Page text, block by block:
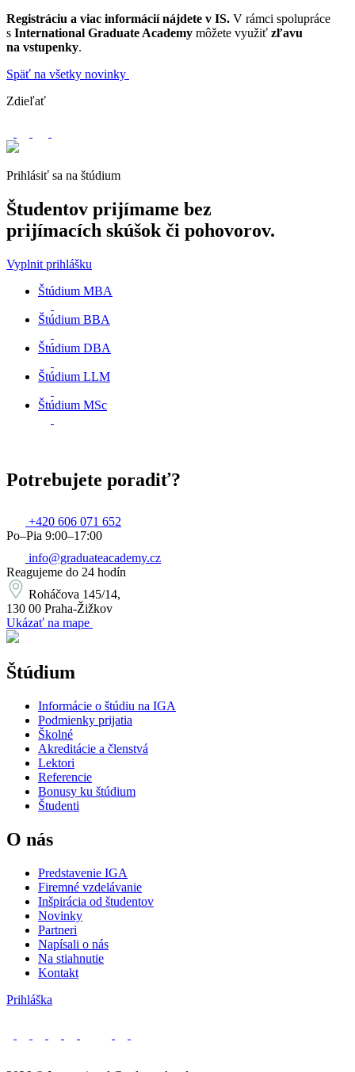
Registráciu a viac informácií nájdete v IS. V rámci spolupráce
s International Graduate Academy môžete využiť zľavu
na vstupenky.
Späť na všetky novinky
Zdieľať
Prihlásiť sa na štúdium
Študentov prijímame bez
prijímacích skúšok či pohovorov.
Vyplnit prihlášku
Štúdium MBA
Štúdium BBA
Štúdium DBA
Štúdium LLM
Štúdium MSc
Potrebujete poradiť?
+420 606 071 652
Po–Pia 9:00–17:00
info@graduateacademy.cz
Reagujeme do 24 hodín
Roháčova 145/14,
130 00 Praha-Žižkov
Ukázať na mape
Štúdium
Informácie o štúdiu na IGA
Podmienky prijatia
Školné
Akreditácie a členstvá
Lektori
Referencie
Bonusy ku štúdium
Študenti
O nás
Predstavenie IGA
Firemné vzdelávanie
Inšpirácia od študentov
Novinky
Partneri
Napísali o nás
Na stiahnutie
Kontakt
Prihláška